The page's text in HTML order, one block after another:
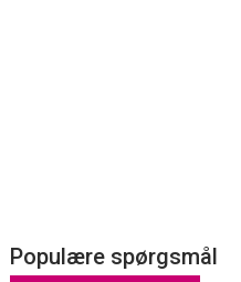
Populære spørgsmål